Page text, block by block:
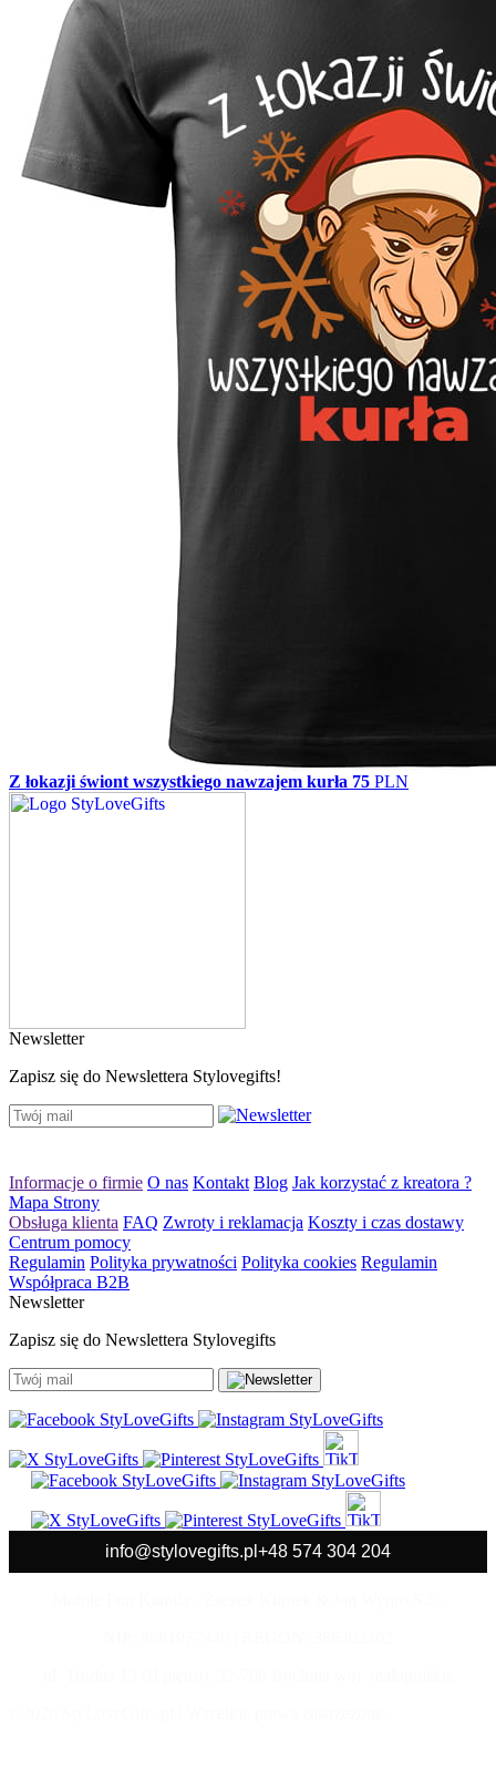
Z łokazji świont wszystkiego nawzajem kurła 75 PLN
Newsletter
Zapisz się do Newslettera Stylovegifts!
Informacje o firmie O nas Kontakt Blog Jak korzystać z kreatora ?
Mapa Strony
Obsługa klienta FAQ Zwroty i reklamacja Koszty i czas dostawy
Centrum pomocy
Regulamin Polityka prywatności Polityka cookies Regulamin
Współpraca B2B
Newsletter
Zapisz się do Newslettera Stylovegifts
info@stylovegifts.pl +48 574 304 204